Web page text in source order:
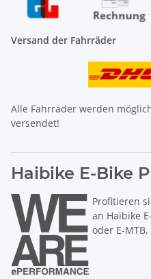
Versand der Fahrräder
Alle Fahrräder werden
versendet!
Haibike E-Bike
Profitieren
an Haibike
oder E-